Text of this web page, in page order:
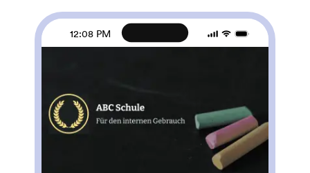
Formulargenerator, um Formularelemente
hinzuzufügen oder auszutauschen,Schriftarten und
Farben zu wählen, Bilder Ihrer Produkte hochzuladen,
können Sie Ihre App auf Ihrer Website oder Social
Media mit einem Link teilen, wo sie auf jedes
Smartphone, Tablet oder Desktop heruntergeladen
werden kann. Machen Sie sich keine Gedanken mehr,
wie man E-Commerce Produkte online verkauft und
beginnen Sie heute mit dieser E-Commerce App von
12:08 PM